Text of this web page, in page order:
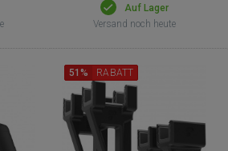
Auf Lager
Versand noch heute
51% RABATT